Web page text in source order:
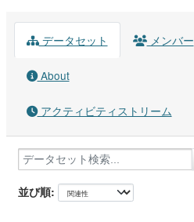
データセット メンバー
About
アクティビティストリーム
並び順